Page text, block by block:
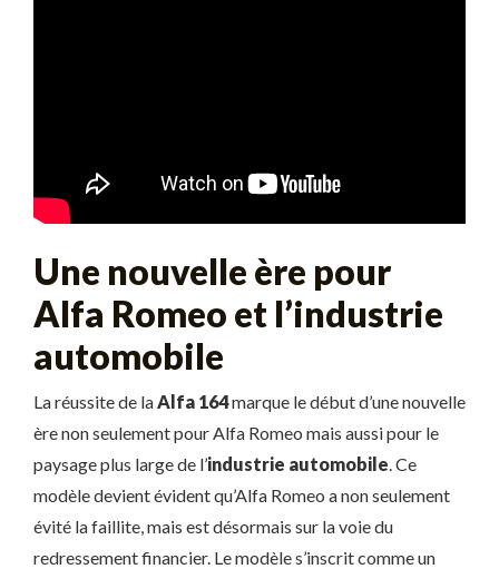
Une nouvelle ère pour
Alfa Romeo et l’industrie
automobile
La réussite de laAlfa 164marque le début d’une nouvelle
ère non seulement pour Alfa Romeo mais aussi pour le
paysage plus large de l’industrie automobile. Ce
modèle devient évident qu’Alfa Romeo a non seulement
évité la faillite, mais est désormais sur la voie du
redressement financier. Le modèle s’inscrit comme un